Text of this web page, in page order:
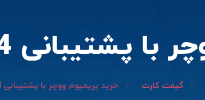
24 ساعته فعال
گیفت کارت خرید پریمیوم ووچر با پشتیبانی 24 ساعته فعال